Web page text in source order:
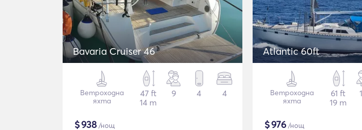
Bavaria Cruiser 46
Ветроходна
яхта
47 ft
14 m
9 4 4
$938/нощ
Atlantic 60ft
Ветроходна
яхта
61 ft
19 m
$976/нощ